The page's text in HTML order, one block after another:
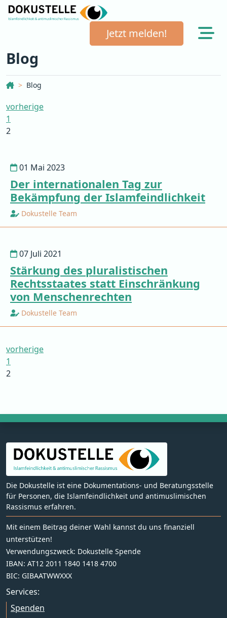
Jetzt melden!
Blog
Dokustelle Österreich
Blog
vorherige
1
2
01 Mai 2023
Der internationalen Tag zur
Bekämpfung der Islamfeindlichkeit
Dokustelle Team
07 Juli 2021
Stärkung des pluralistischen
Rechtsstaates statt Einschränkung
von Menschenrechten
Dokustelle Team
vorherige
1
2
Die Dokustelle ist eine Dokumentations- und Beratungsstelle
für Personen, die Islamfeindlichkeit und antimuslimischen
Rassismus erfahren.
Mit einem Beitrag deiner Wahl kannst du uns finanziell
unterstützen!
Verwendungszweck: Dokustelle Spende
IBAN: AT12 2011 1840 1418 4700
BIC: GIBAATWWXXX
Services:
Spenden